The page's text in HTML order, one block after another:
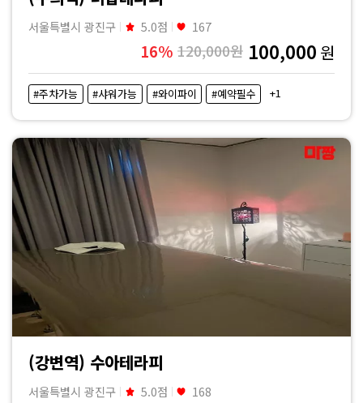
서울특별시 광진구 5.0점 167
16% 120,000원 100,000 원
#주차가능 #샤워가능 #와이파이 #예약필수 +1
(강변역) 수아테라피
서울특별시 광진구 5.0점 168